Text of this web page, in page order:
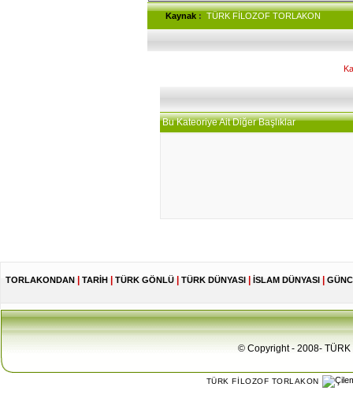
Kaynak : TÜRK FİLOZOF TORLAKON
Bu Kateoriye Ait Diğer Başlıklar
TORLAKONDAN TARİH TÜRK GÖNLÜ TÜRK DÜNYASI İSLAM DÜNYASI
© Copyright - 2008- TÜRK
TÜRK FİLOZOF TORLAKON